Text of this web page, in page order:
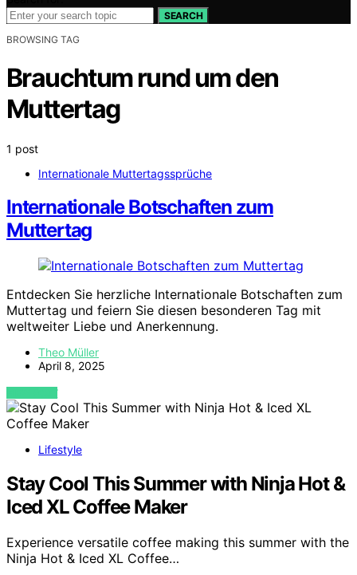
SEARCH
BROWSING TAG
Brauchtum rund um den
Muttertag
1 post
Internationale Muttertagssprüche
Internationale Botschaften zum
Muttertag
Entdecken Sie herzliche Internationale Botschaften zum
Muttertag und feiern Sie diesen besonderen Tag mit
weltweiter Liebe und Anerkennung.
Theo Müller
April 8, 2025
VIEW POST
Lifestyle
Stay Cool This Summer with Ninja Hot &
Iced XL Coffee Maker
Experience versatile coffee making this summer with the
Ninja Hot & Iced XL Coffee…